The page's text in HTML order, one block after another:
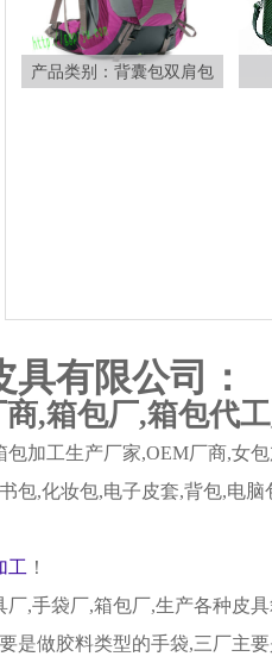
产品类别：背囊包双肩包
有限公司：
,箱包厂,箱包代
加工生产厂家,OEM厂商,女
包,化妆包,电子皮套,背包,电
工 ！
,手袋厂,箱包厂,生产各种皮
是做胶料类型的手袋,三厂主